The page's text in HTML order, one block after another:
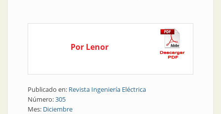
Por Lenor
Publicado en: Revista Ingeniería Eléctrica
Número:305
Mes: Diciembre